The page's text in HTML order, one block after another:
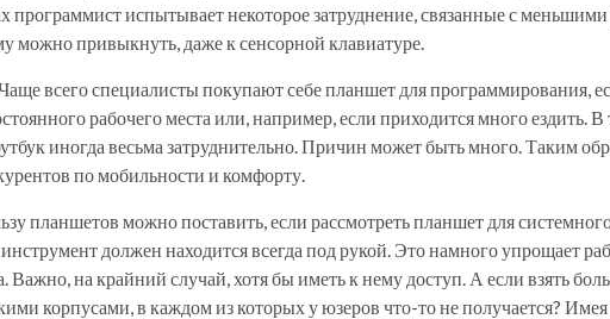
программист испытывает некоторое затруднение, связанные с
можно привыкнуть, даже к сенсорной клавиатуре.
всего специалисты покупают себе планшет для программирования,
рабочего места или, например, если приходится много ездить. В
иногда весьма затруднительно. Причин может быть много. Таким
по мобильности и комфорту.
планшетов можно поставить, если рассмотреть планшет для
должен находится всегда под рукой. Это намного упрощает
Важно, на крайний случай, хотя бы иметь к нему доступ. А если взять
корпусами, в каждом из которых у юзеров что-то не получается?